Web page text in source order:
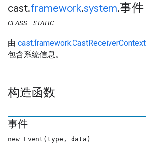
cast.framework.system.事件
CLASS STATIC
由 cast.framework.CastReceiverContext
包含系统信息。
构造函数
事件
new Event(type, data)